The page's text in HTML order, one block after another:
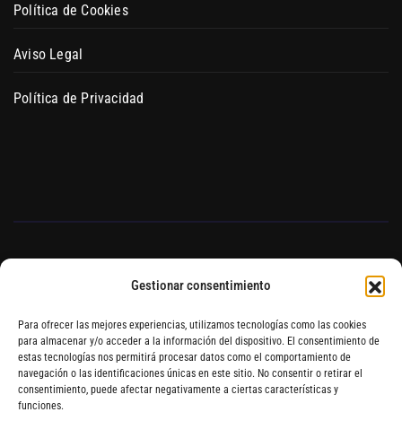
Gestionar consentimiento
Para ofrecer las mejores experiencias, utilizamos tecnologías como las cookies
para almacenar y/o acceder a la información del dispositivo. El consentimiento de
estas tecnologías nos permitirá procesar datos como el comportamiento de
navegación o las identificaciones únicas en este sitio. No consentir o retirar el
consentimiento, puede afectar negativamente a ciertas características y
funciones.
Política de Cookies
Aviso Legal
Política de Privacidad
Blog de Auto Cultivo
Hydroponics Blanes Grow